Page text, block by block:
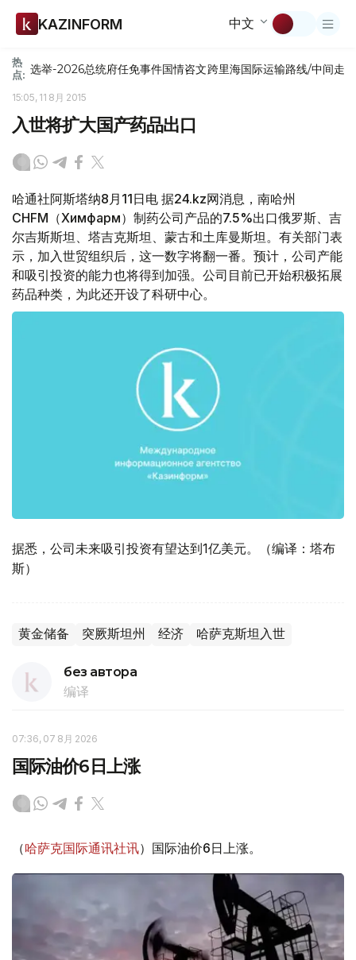
KAZINFORM 中文
热
点: 选举-2026总统府任免事件国情咨文跨里海国际运输路线/中间走廊
15:05, 11 8月 2015
入世将扩大国产药品出口
哈通社阿斯塔纳8月11日电 据24.kz网消息，南哈州
CHFM（Химфарм）制药公司产品的7.5%出口俄罗斯、吉
尔吉斯斯坦、塔吉克斯坦、蒙古和土库曼斯坦。有关部门表
示，加入世贸组织后，这一数字将翻一番。预计，公司产能
和吸引投资的能力也将得到加强。公司目前已开始积极拓展
药品种类，为此还开设了科研中心。
据悉，公司未来吸引投资有望达到1亿美元。（编译：塔布
斯）
黄金储备 突厥斯坦州 经济 哈萨克斯坦入世
без автора
编译
07:36, 07 8月 2026
国际油价6日上涨
（哈萨克国际通讯社讯）国际油价6日上涨。